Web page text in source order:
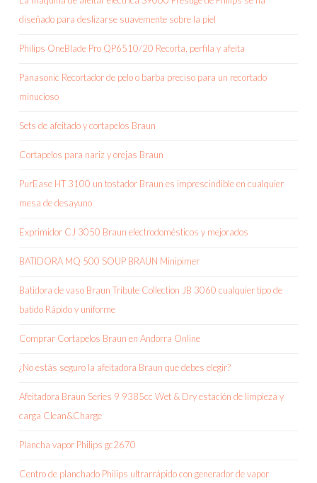
diseñado para deslizarse suavemente sobre la piel
Philips OneBlade Pro QP6510/20 Recorta, perfila y afeita
Panasonic Recortador de pelo o barba preciso para un recortado
minucioso
Sets de afeitado y cortapelos Braun
Cortapelos para nariz y orejas Braun
PurEase HT 3100 un tostador Braun es imprescindible en cualquier
mesa de desayuno
Exprimidor CJ 3050 Braun electrodomésticos y mejorados
BATIDORA MQ 500 SOUP BRAUN Minipimer
Batidora de vaso Braun Tribute Collection JB 3060 cualquier tipo de
batido Rápido y uniforme
Comprar Cortapelos Braun en Andorra Online
¿No estás seguro la afeitadora Braun que debes elegir?
Afeitadora Braun Series 9 9385cc Wet & Dry estación de limpieza y
carga Clean&Charge
Plancha vapor Philips gc2670
Centro de planchado Philips ultrarrápido con generador de vapor